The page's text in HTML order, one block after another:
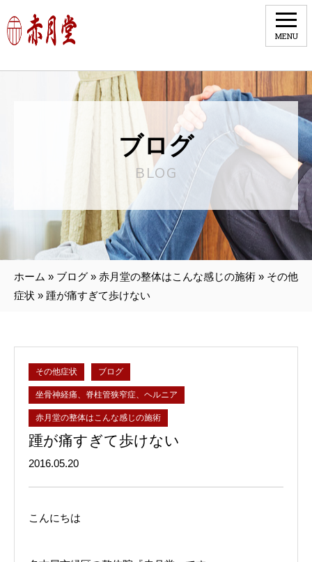
MENU
ブログ
BLOG
ホーム » ブログ » 赤月堂の整体はこんな感じの施術 » その他
症状 » 踵が痛すぎて歩けない
その他症状 ブログ
坐骨神経痛、脊柱管狭窄症、ヘルニア
赤月堂の整体はこんな感じの施術
踵が痛すぎて歩けない
2016.05.20
こんにちは